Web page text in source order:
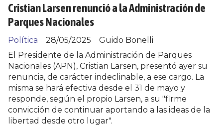
Cristian Larsen renunció a la Administración de
Parques Nacionales
Guido Bonelli
Política
28/05/2025
El Presidente de la Administración de Parques
Nacionales (APN), Cristian Larsen, presentó ayer su
renuncia, de carácter indeclinable, a ese cargo. La
misma se hará efectiva desde el 31 de mayo y
responde, según el propio Larsen, a su "firme
convicción de continuar aportando a las ideas de la
libertad desde otro lugar".